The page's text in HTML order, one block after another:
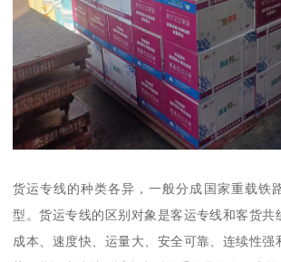
货运专线的种类各异，一般分成国家重载铁
型。货运专线的区别对象是客运专线和客货共
成本、速度快、运量大、安全可靠、连续性强